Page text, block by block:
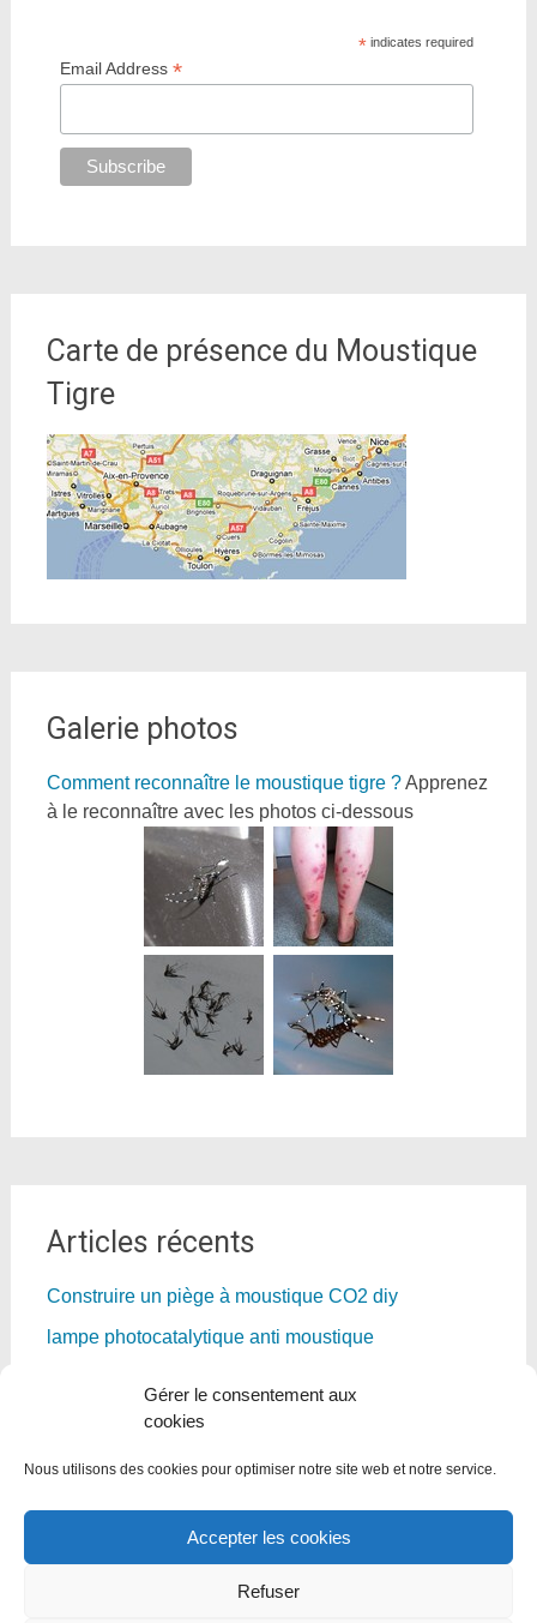
Gérer le consentement aux
cookies
Nous utilisons des cookies pour optimiser notre site web et notre service.
Accepter les cookies
Refuser
*indicates required
Email Address*
Carte de présence du Moustique
Tigre
Galerie photos
Comment reconnaître le moustique tigre ?Apprenez
à le reconnaître avec les photos ci-dessous
Articles récents
Construire un piège à moustique CO2 diy
lampe photocatalytique anti moustique
Moustiques tigres, frelons asiatiques, fourmis